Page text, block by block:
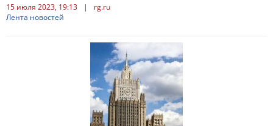
15 июля 2023, 19:13 |
rg.ru
Лента новостей